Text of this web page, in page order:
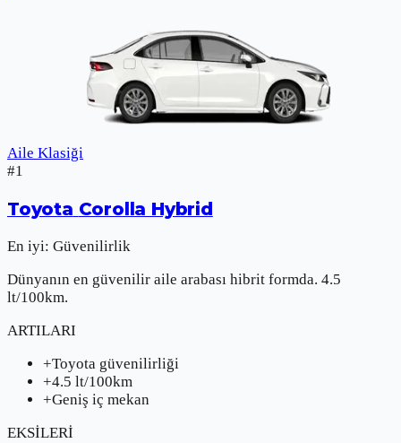
Aile Klasiği
#1
Toyota Corolla Hybrid
En iyi: Güvenilirlik
Dünyanın en güvenilir aile arabası hibrit formda. 4.5
lt/100km.
ARTILARI
+Toyota güvenilirliği
+4.5 lt/100km
+Geniş iç mekan
EKSİLERİ